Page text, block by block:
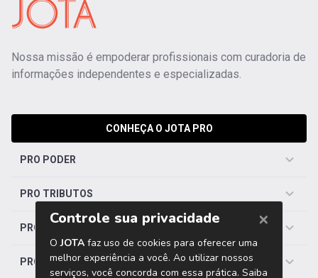
Nossa missão é empoderar profissionais com curadoria de
informações independentes e especializadas.
CONHEÇA O JOTA PRO
PRO PODER
PRO TRIBUTOS
PRO TRABALHISTA
PRO SAÚDE